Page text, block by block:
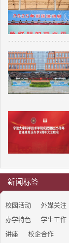
新闻标签
校园活动 外媒关注
办学特色
学生工作
讲座
校企合作